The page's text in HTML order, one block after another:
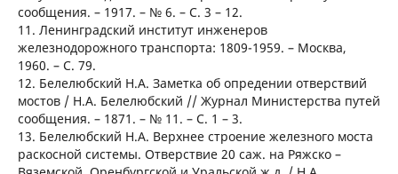
сообщения. – 1917. – № 6. – С. 3 – 12.
11. Ленинградский институт инженеров
железнодорожного транспорта: 1809-1959. – Москва,
1960. – С. 79.
12. Белелюбский Н.А. Заметка об опредении отверствий
мостов / Н.А. Белелюбский // Журнал Министерства путей
сообщения. – 1871. – № 11. – С. 1 – 3.
13. Белелюбский Н.А. Верхнее строение железного моста
раскосной системы. Отверствие 20 саж. на Ряжско –